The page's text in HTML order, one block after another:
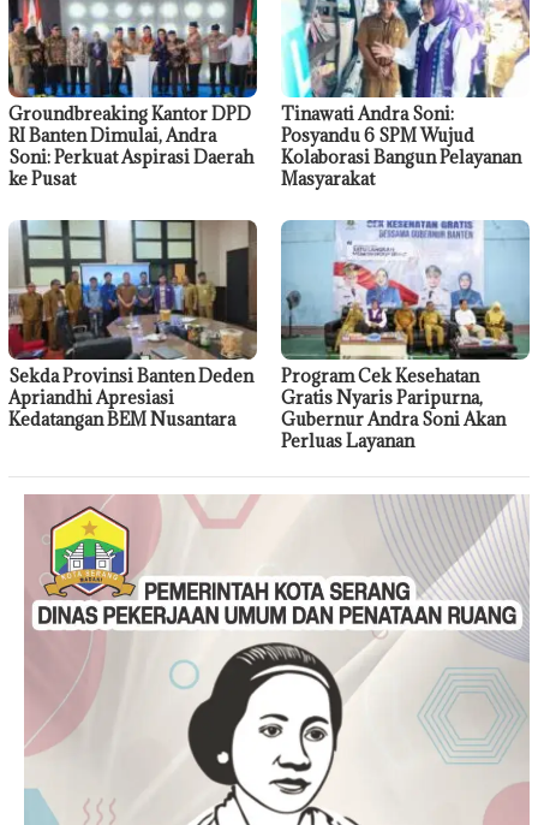
Groundbreaking Kantor DPD
RI Banten Dimulai, Andra
Soni: Perkuat Aspirasi Daerah
ke Pusat
Tinawati Andra Soni:
Posyandu 6 SPM Wujud
Kolaborasi Bangun Pelayanan
Masyarakat
Sekda Provinsi Banten Deden
Apriandhi Apresiasi
Kedatangan BEM Nusantara
Program Cek Kesehatan
Gratis Nyaris Paripurna,
Gubernur Andra Soni Akan
Perluas Layanan